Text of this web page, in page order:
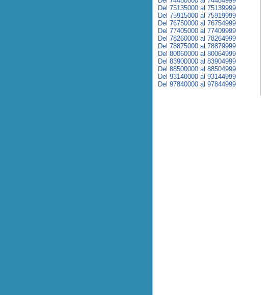
Del 75135000 al 75139999
Del 75915000 al 75919999
Del 76750000 al 76754999
Del 77405000 al 77409999
Del 78260000 al 78264999
Del 78875000 al 78879999
Del 80060000 al 80064999
Del 83900000 al 83904999
Del 88500000 al 88504999
Del 93140000 al 93144999
Del 97840000 al 97844999